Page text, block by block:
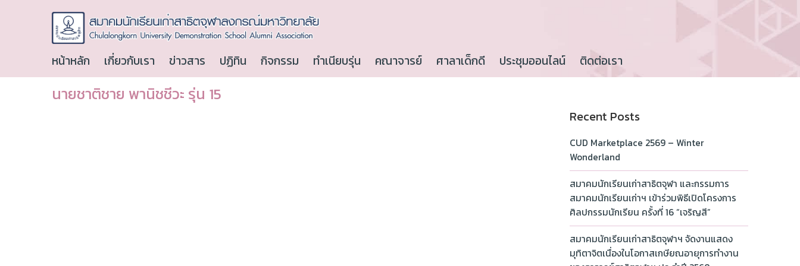
หน้าหลัก เกี่ยวกับเรา ข่าวสาร ปฏิทิน กิจกรรม ทำเนียบรุ่น คณาจารย์ ศาลาเด็กดี ประชุมออนไลน์ ติดต่อเรา
นายชาติชาย พานิชชีวะ รุ่น 15
Recent Posts
CUD Marketplace 2569 – Winter
Wonderland
สมาคมนักเรียนเก่าสาธิตจุฬา และกรรมการ
สมาคมนักเรียนเก่าฯ เข้าร่วมพิธีเปิดโครงการ
ศิลปกรรมนักเรียน ครั้งที่ 16 “เจริญสี”
สมาคมนักเรียนเก่าสาธิตจุฬาฯ จัดงานแสดง
มุทิตาจิตเนื่องในโอกาสเกษียณอายุการทำงาน